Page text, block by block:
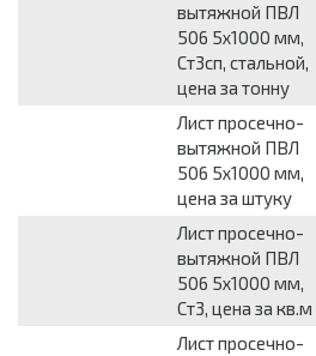
вытяжной ПВЛ
506 5х1000 мм,
Ст3сп, стальной,
цена за тонну
Лист просечно-
вытяжной ПВЛ
506 5х1000 мм,
цена за штуку
Лист просечно-
вытяжной ПВЛ
506 5х1000 мм,
Ст3, цена за кв.м
Лист просечно-